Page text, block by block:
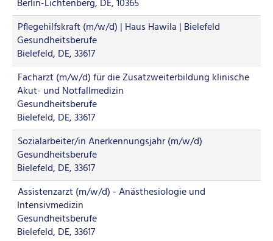
Berlin-Lichtenberg, DE, 10365
Pflegehilfskraft (m/w/d) | Haus Hawila | Bielefeld
Gesundheitsberufe
Bielefeld, DE, 33617
Facharzt (m/w/d) für die Zusatzweiterbildung klinische
Akut- und Notfallmedizin
Gesundheitsberufe
Bielefeld, DE, 33617
Sozialarbeiter/in Anerkennungsjahr (m/w/d)
Gesundheitsberufe
Bielefeld, DE, 33617
Assistenzarzt (m/w/d) - Anästhesiologie und
Intensivmedizin
Gesundheitsberufe
Bielefeld, DE, 33617